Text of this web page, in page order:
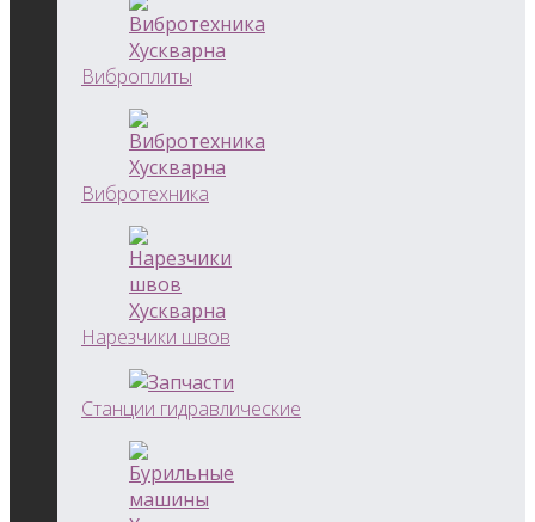
Виброплиты
Вибротехника
Нарезчики швов
Станции гидравлические